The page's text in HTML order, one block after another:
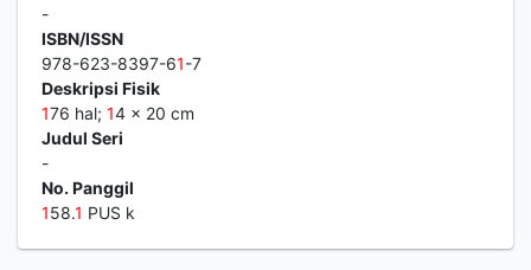
-
ISBN/ISSN
978-623-8397-61-7
Deskripsi Fisik
176 hal; 14 x 20 cm
Judul Seri
-
No. Panggil
158.1 PUS k